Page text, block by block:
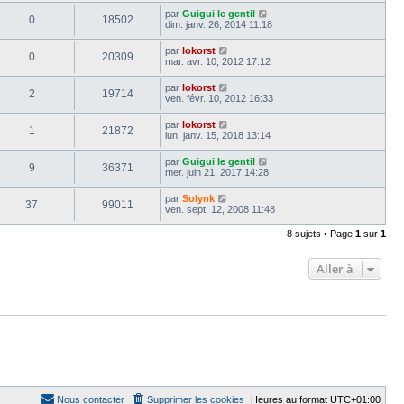
0 18502 par Guigui le gentil
dim. janv. 26, 2014 11:18
0 20309 par lokorst
mar. avr. 10, 2012 17:12
2 19714 par lokorst
ven. févr. 10, 2012 16:33
1 21872 par lokorst
lun. janv. 15, 2018 13:14
9 36371 par Guigui le gentil
mer. juin 21, 2017 14:28
37 99011 par Solynk
ven. sept. 12, 2008 11:48
8 sujets • Page 1 sur 1
Aller à
Heures au format UTC+01:00
Supprimer les cookies
Nous contacter